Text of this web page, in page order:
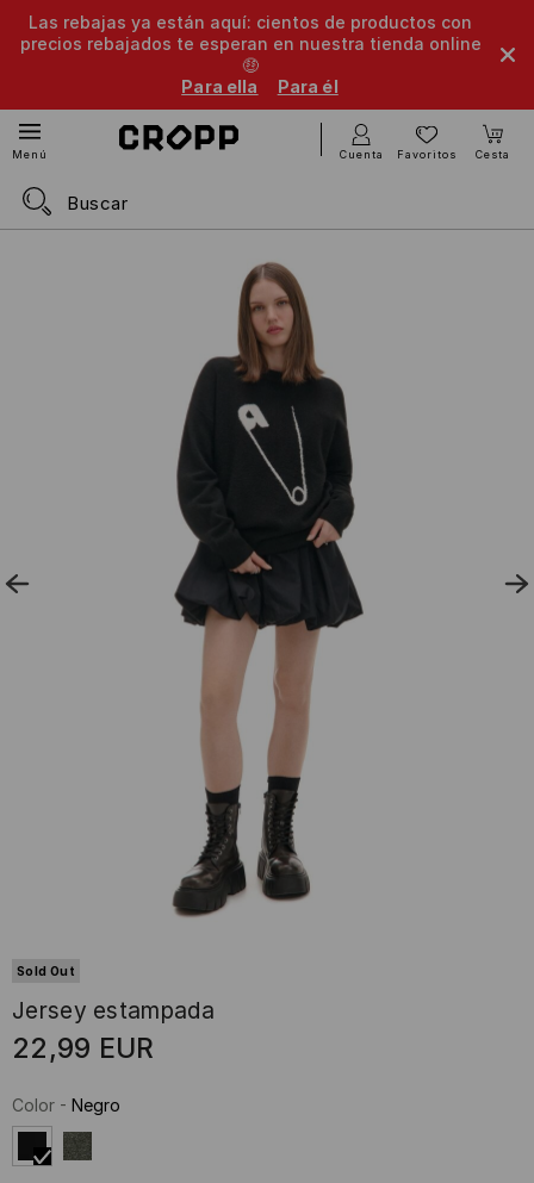
Las rebajas ya están aquí: cientos de productos con
precios rebajados te esperan en nuestra tienda online
🤑
Para ella
Para él
Menú Cuenta Favoritos Cesta
Sold Out
Jersey estampada
22,99 EUR
Color - Negro